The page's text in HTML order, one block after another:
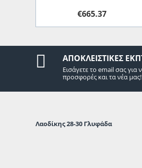
€665.37
ΑΠΟΚΛΕΙΣΤΙΚΈΣ
Εισάγετε το email σας για
προσφορές και τα νέα μας!
Λαοδίκης 28-30 Γλυφάδα